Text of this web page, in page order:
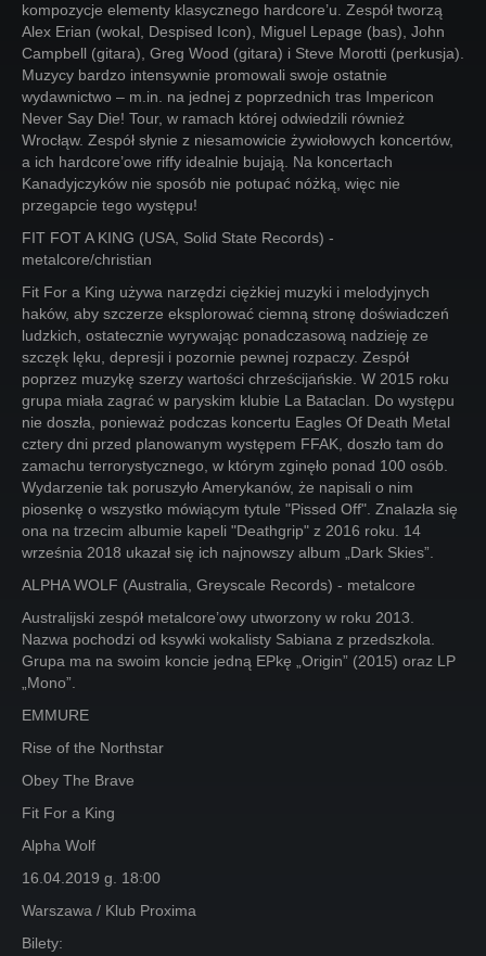
kompozycje elementy klasycznego hardcore’u. Zespół tworzą
Alex Erian (wokal, Despised Icon), Miguel Lepage (bas), John
Campbell (gitara), Greg Wood (gitara) i Steve Morotti (perkusja).
Muzycy bardzo intensywnie promowali swoje ostatnie
wydawnictwo – m.in. na jednej z poprzednich tras Impericon
Never Say Die! Tour, w ramach której odwiedzili również
Wrocłąw. Zespół słynie z niesamowicie żywiołowych koncertów,
a ich hardcore’owe riffy idealnie bujają. Na koncertach
Kanadyjczyków nie sposób nie potupać nóżką, więc nie
przegapcie tego występu!
FIT FOT A KING (USA, Solid State Records) -
metalcore/christian
Fit For a King używa narzędzi ciężkiej muzyki i melodyjnych
haków, aby szczerze eksplorować ciemną stronę doświadczeń
ludzkich, ostatecznie wyrywając ponadczasową nadzieję ze
szczęk lęku, depresji i pozornie pewnej rozpaczy. Zespół
poprzez muzykę szerzy wartości chrześcijańskie. W 2015 roku
grupa miała zagrać w paryskim klubie La Bataclan. Do występu
nie doszła, ponieważ podczas koncertu Eagles Of Death Metal
cztery dni przed planowanym występem FFAK, doszło tam do
zamachu terrorystycznego, w którym zginęło ponad 100 osób.
Wydarzenie tak poruszyło Amerykanów, że napisali o nim
piosenkę o wszystko mówiącym tytule "Pissed Off". Znalazła się
ona na trzecim albumie kapeli "Deathgrip" z 2016 roku. 14
września 2018 ukazał się ich najnowszy album „Dark Skies”.
ALPHA WOLF (Australia, Greyscale Records) - metalcore
Australijski zespół metalcore’owy utworzony w roku 2013.
Nazwa pochodzi od ksywki wokalisty Sabiana z przedszkola.
Grupa ma na swoim koncie jedną EPkę „Origin” (2015) oraz LP
„Mono”.
EMMURE
Rise of the Northstar
Obey The Brave
Fit For a King
Alpha Wolf
16.04.2019 g. 18:00
Warszawa / Klub Proxima
Bilety: